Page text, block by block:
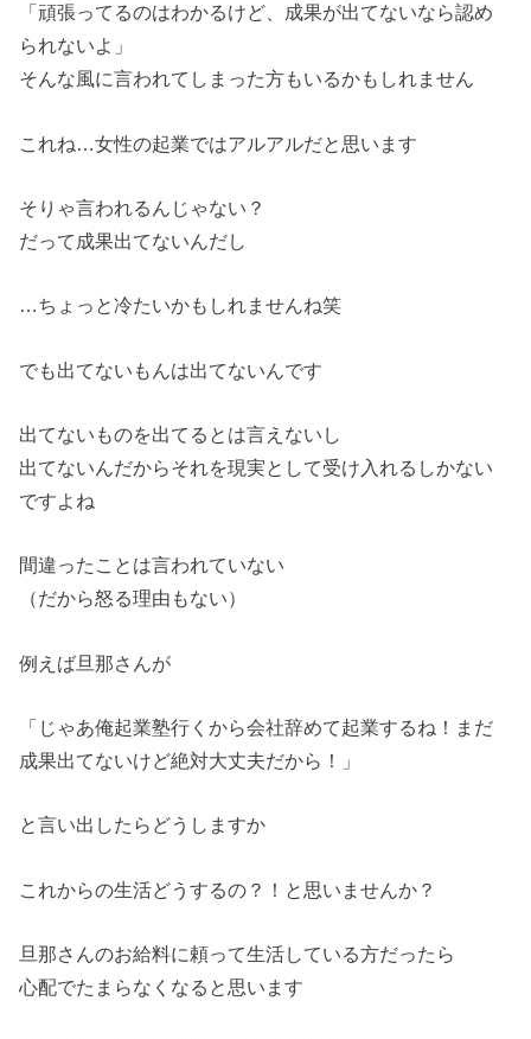
「頑張ってるのはわかるけど、成果が出てないなら認め
られないよ」
そんな風に言われてしまった方もいるかもしれません
これね…女性の起業ではアルアルだと思います
そりゃ言われるんじゃない？
だって成果出てないんだし
…ちょっと冷たいかもしれませんね笑
でも出てないもんは出てないんです
出てないものを出てるとは言えないし
出てないんだからそれを現実として受け入れるしかない
ですよね
間違ったことは言われていない
（だから怒る理由もない）
例えば旦那さんが
「じゃあ俺起業塾行くから会社辞めて起業するね！まだ
成果出てないけど絶対大丈夫だから！」
と言い出したらどうしますか
これからの生活どうするの？！と思いませんか？
旦那さんのお給料に頼って生活している方だったら
心配でたまらなくなると思います